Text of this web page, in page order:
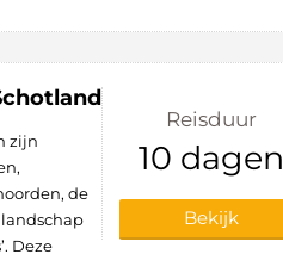
zijn
de
Deze
Reisduur
10 dagen
Bekijk